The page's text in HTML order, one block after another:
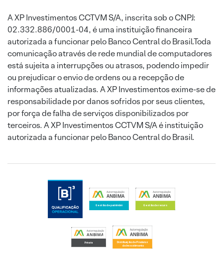
A XP Investimentos CCTVM S/A, inscrita sob o CNPJ:
02.332.886/0001-04, é uma instituição financeira
autorizada a funcionar pelo Banco Central do Brasil.Toda
comunicação através de rede mundial de computadores
está sujeita a interrupções ou atrasos, podendo impedir
ou prejudicar o envio de ordens ou a recepção de
informações atualizadas. A XP Investimentos exime-se de
responsabilidade por danos sofridos por seus clientes,
por força de falha de serviços disponibilizados por
terceiros. A XP Investimentos CCTVM S/A é instituição
autorizada a funcionar pelo Banco Central do Brasil.